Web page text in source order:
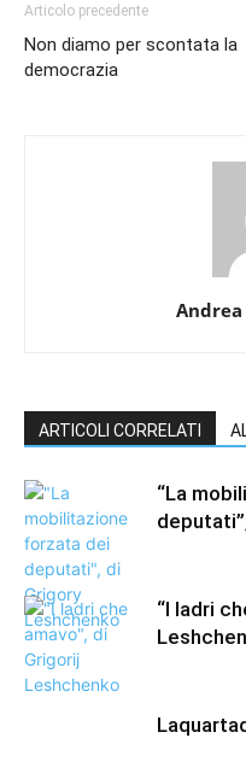
Articolo precedente
Non diamo per scontata la
democrazia
ARTICOLI CORRELATI
“La
“I ladri